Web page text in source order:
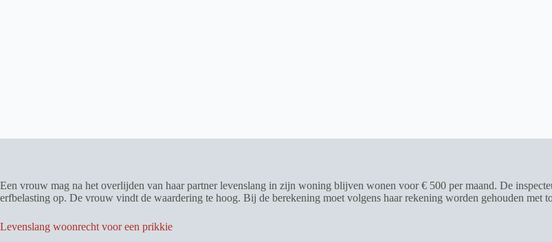
Een vrouw mag na het overlijden van haar partner levenslang in zijn woning blijven wonen voor € 500 per maand. De
erfbelasting op. De vrouw vindt de waardering te hoog. Bij de berekening moet volgens haar rekening worden gehouden met
Levenslang woonrecht voor een prikkie